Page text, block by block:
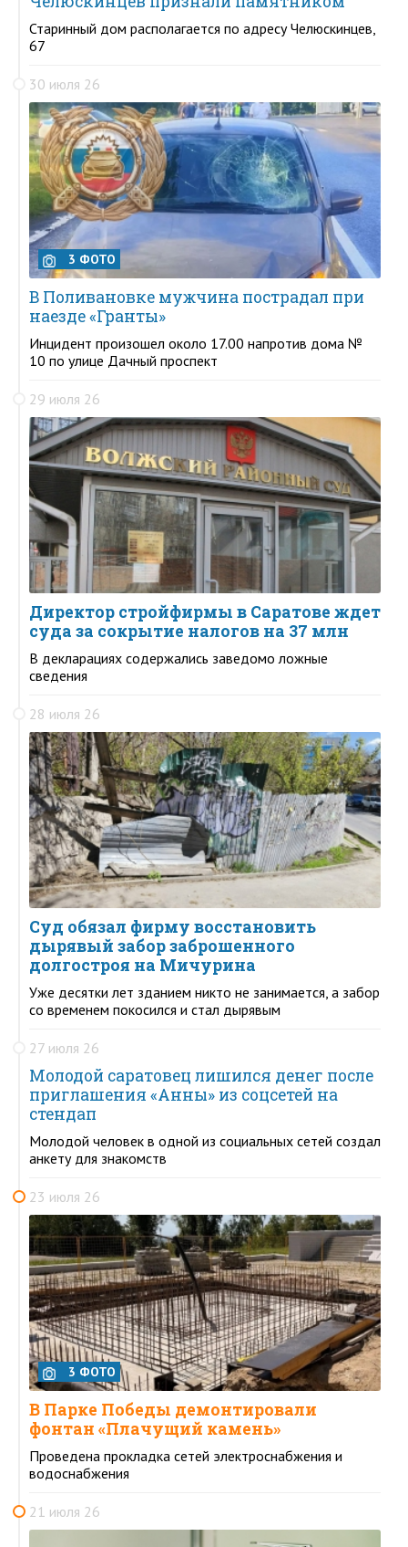
Старинный дом располагается по адресу Челюскинцев,
67
30 июля 26
3 ФОТО
В Поливановке мужчина пострадал при
наезде «Гранты»
Инцидент произошел около 17.00 напротив дома №
10 по улице Дачный проспект
29 июля 26
Директор стройфирмы в Саратове ждет
суда за сокрытие налогов на 37 млн
В декларациях содержались заведомо ложные
сведения
28 июля 26
Суд обязал фирму восстановить
дырявый забор заброшенного
долгостроя на Мичурина
Уже десятки лет зданием никто не занимается, а забор
со временем покосился и стал дырявым
27 июля 26
Молодой саратовец лишился денег после
приглашения «Анны» из соцсетей на
стендап
Молодой человек в одной из социальных сетей создал
анкету для знакомств
23 июля 26
3 ФОТО
В Парке Победы демонтировали
фонтан «Плачущий камень»
Проведена прокладка сетей электроснабжения и
водоснабжения
21 июля 26